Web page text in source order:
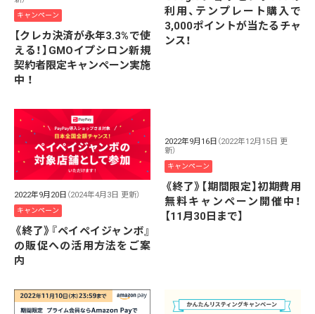
キャンペーン
【クレカ決済が永年3.3%で使
える！】GMOイプシロン新規
契約者限定キャンペーン実施
中 ！
利用、テンプレート購入で
3,000ポイントが当たるチャ
ンス！
2022年9月20日 （2024年4月3日 更新）
キャンペーン
《終了》『ペイペイジャンボ』
の販促への活用方法をご案
内
2022年9月16日 （2022年12月15日 更
新）
キャンペーン
《終了》【期間限定】初期費用
無料キャンペーン開催中！
【11月30日まで】